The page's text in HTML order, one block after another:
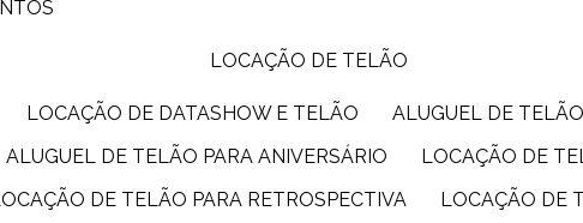
LOCAÇÃO DE TELÃO
LOCAÇÃO DE DATASHOW E TELÃO
ALUGUEL DE
ALUGUEL DE TELÃO PARA ANIVERSÁRIO
LOCAÇÃO DE
LOCAÇÃO DE TELÃO PARA RETROSPECTIVA
LOCAÇÃO DE